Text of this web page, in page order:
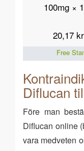
100mg ×
20,17 kr
Free
Diflucan
Före man
Diflucan online
vara medveten